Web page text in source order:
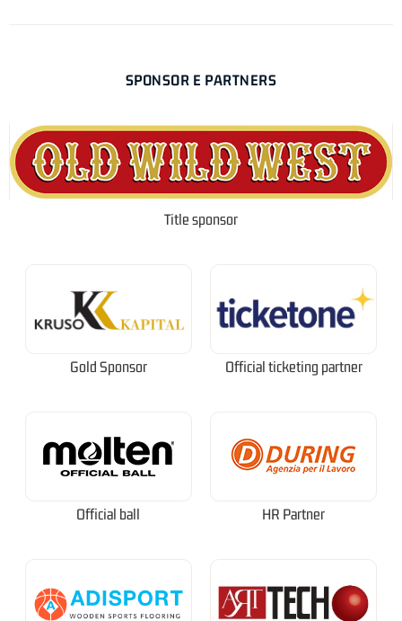
SPONSOR E PARTNERS
Title sponsor
Gold Sponsor Official ticketing partner
Official ball HR Partner